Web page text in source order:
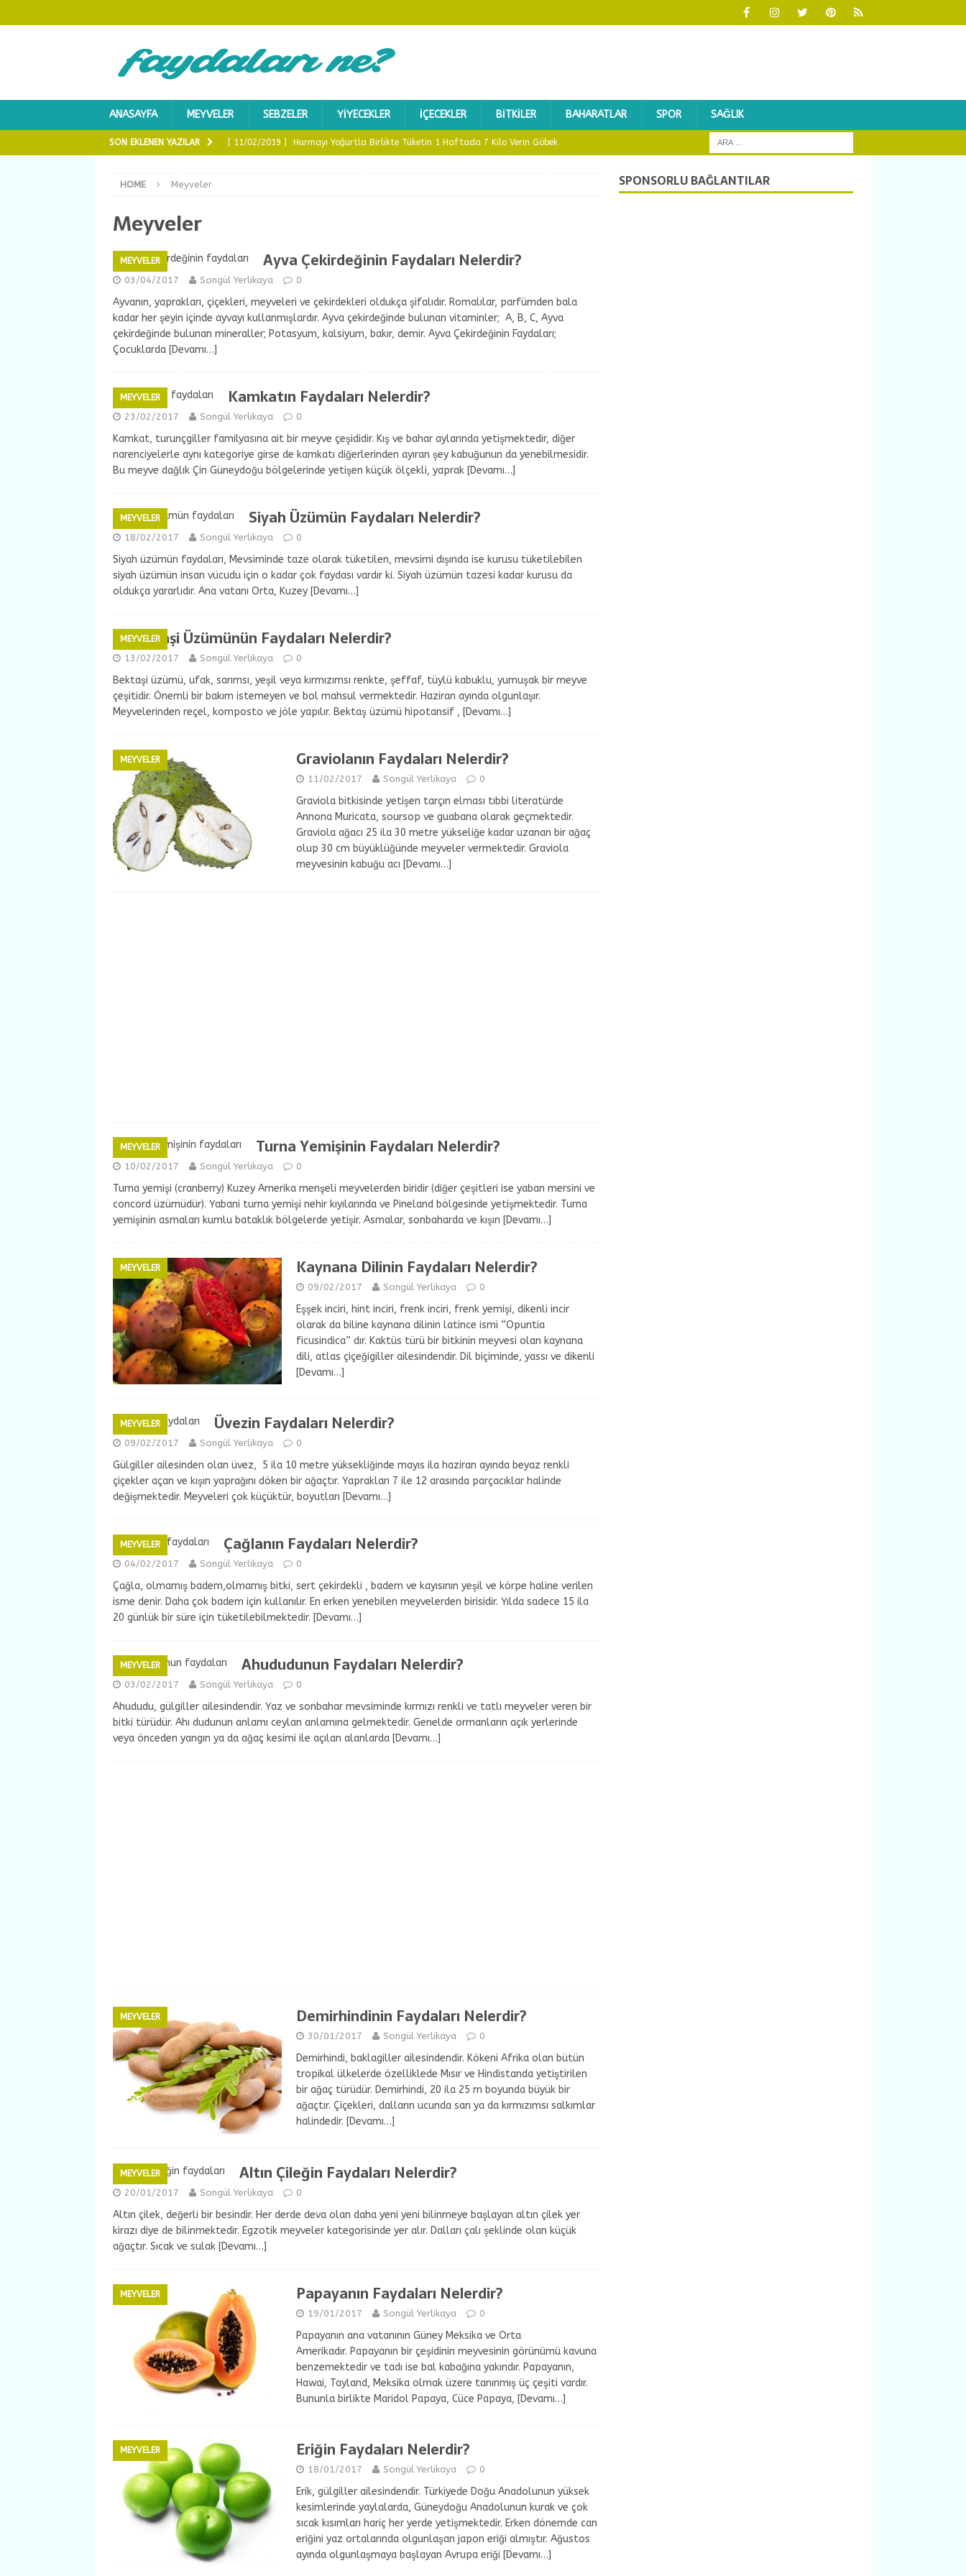
ANASAYFA MEYVELER SEBZELER YIYECEKLER İÇECEKLER BITKILER BAHARATLAR SPOR SAĞLIK
SON EKLENEN YAZILAR [ 11/02/2019 ] Hurmayı Yoğurtla Birlikte Tüketin 1 Haftada 7 Kilo Verin Göbek
[ 12/02/2019 ] Topuk Dikeni Rahatsızlığına Karşı Denenmiş En Doğal Yöntem
HOME Meyveler
Meyveler
MEYVELER Ayva Çekirdeğinin Faydaları Nelerdir?
03/04/2017 Songül Yerlikaya 0
Ayvanın, yaprakları, çiçekleri, meyveleri ve çekirdekleri oldukça şifalıdır. Romalılar, parfümden bala
kadar her şeyin içinde ayvayı kullanmışlardır. Ayva çekirdeğinde bulunan vitaminler; A, B, C, Ayva
çekirdeğinde bulunan mineraller; Potasyum, kalsiyum, bakır, demir. Ayva Çekirdeğinin Faydaları;
Çocuklarda [Devamı…]
MEYVELER Kamkatın Faydaları Nelerdir?
23/02/2017 Songül Yerlikaya 0
Kamkat, turunçgiller familyasına ait bir meyve çeşididir. Kış ve bahar aylarında yetişmektedir, diğer
narenciyelerle aynı kategoriye girse de kamkatı diğerlerinden ayıran şey kabuğunun da yenebilmesidir.
Bu meyve dağlık Çin Güneydoğu bölgelerinde yetişen küçük ölçekli, yaprak [Devamı…]
MEYVELER Siyah Üzümün Faydaları Nelerdir?
18/02/2017 Songül Yerlikaya 0
Siyah üzümün faydaları, Mevsiminde taze olarak tüketilen, mevsimi dışında ise kurusu tüketilebilen
siyah üzümün insan vücudu için o kadar çok faydası vardır ki. Siyah üzümün tazesi kadar kurusu da
oldukça yararlıdır. Ana vatanı Orta, Kuzey [Devamı…]
MEYVELER
Bektaşi Üzümünün Faydaları Nelerdir?
13/02/2017 Songül Yerlikaya 0
Bektaşi üzümü, ufak, sarımsı, yeşil veya kırmızımsı renkte, şeffaf, tüylü kabuklu, yumuşak bir meyve
çeşitidir. Önemli bir bakım istemeyen ve bol mahsul vermektedir. Haziran ayında olgunlaşır.
Meyvelerinden reçel, komposto ve jöle yapılır. Bektaş üzümü hipotansif , [Devamı…]
MEYVELER Graviolanın Faydaları Nelerdir?
11/02/2017 Songül Yerlikaya 0
Graviola bitkisinde yetişen tarçın elması tıbbi literatürde
Annona Muricata, soursop ve guabana olarak geçmektedir.
Graviola ağacı 25 ila 30 metre yükseliğe kadar uzanan bir ağaç
olup 30 cm büyüklüğünde meyveler vermektedir. Graviola
meyvesinin kabuğu acı [Devamı…]
MEYVELER Turna Yemişinin Faydaları Nelerdir?
10/02/2017 Songül Yerlikaya 0
Turna yemişi (cranberry) Kuzey Amerika menşeli meyvelerden biridir (diğer çeşitleri ise yaban mersini ve
concord üzümüdür). Yabani turna yemişi nehir kıyılarında ve Pineland bölgesinde yetişmektedir. Turna
yemişinin asmaları kumlu bataklık bölgelerde yetişir. Asmalar, sonbaharda ve kışın [Devamı…]
MEYVELER Kaynana Dilinin Faydaları Nelerdir?
09/02/2017 Songül Yerlikaya 0
Eşşek inciri, hint inciri, frenk inciri, frenk yemişi, dikenli incir
olarak da biline kaynana dilinin latince ismi “Opuntia
ficusindica” dır. Kaktüs türü bir bitkinin meyvesi olan kaynana
dili, atlas çiçeğigiller ailesindendir. Dil biçiminde, yassı ve dikenli
[Devamı…]
MEYVELER Üvezin Faydaları Nelerdir?
09/02/2017 Songül Yerlikaya 0
Gülgiller ailesinden olan üvez, 5 ila 10 metre yüksekliğinde mayıs ila haziran ayında beyaz renkli
çiçekler açan ve kışın yaprağını döken bir ağaçtır. Yaprakları 7 ile 12 arasında parçacıklar halinde
değişmektedir. Meyveleri çok küçüktür, boyutları [Devamı…]
MEYVELER Çağlanın Faydaları Nelerdir?
04/02/2017 Songül Yerlikaya 0
Çağla, olmamış badem,olmamış bitki, sert çekirdekli , badem ve kayısının yeşil ve körpe haline verilen
isme denir. Daha çok badem için kullanılır. En erken yenebilen meyvelerden birisidir. Yılda sadece 15 ila
20 günlük bir süre için tüketilebilmektedir. [Devamı…]
MEYVELER Ahududunun Faydaları Nelerdir?
03/02/2017 Songül Yerlikaya 0
Ahududu, gülgiller ailesindendir. Yaz ve sonbahar mevsiminde kırmızı renkli ve tatlı meyveler veren bir
bitki türüdür. Ahı dudunun anlamı ceylan anlamına gelmektedir. Genelde ormanların açık yerlerinde
veya önceden yangın ya da ağaç kesimi ile açılan alanlarda [Devamı…]
MEYVELER Demirhindinin Faydaları Nelerdir?
30/01/2017 Songül Yerlikaya 0
Demirhindi, baklagiller ailesindendir. Kökeni Afrika olan bütün
tropikal ülkelerde özelliklede Mısır ve Hindistanda yetiştirilen
bir ağaç türüdür. Demirhindi, 20 ila 25 m boyunda büyük bir
ağaçtır. Çiçekleri, dalların ucunda sarı ya da kırmızımsı salkımlar
halindedir. [Devamı…]
MEYVELER Altın Çileğin Faydaları Nelerdir?
20/01/2017 Songül Yerlikaya 0
Altın çilek, değerli bir besindir. Her derde deva olan daha yeni yeni bilinmeye başlayan altın çilek yer
kirazı diye de bilinmektedir. Egzotik meyveler kategorisinde yer alır. Dalları çalı şeklinde olan küçük
ağaçtır. Sıcak ve sulak [Devamı…]
MEYVELER Papayanın Faydaları Nelerdir?
19/01/2017 Songül Yerlikaya 0
Papayanın ana vatanının Güney Meksika ve Orta
Amerikadır. Papayanın bir çeşidinin meyvesinin görünümü kavuna
benzemektedir ve tadı ise bal kabağına yakındır. Papayanın,
Hawai, Tayland, Meksika olmak üzere tanınmış üç çeşiti vardır.
Bununla birlikte Maridol Papaya, Cüce Papaya, [Devamı…]
MEYVELER Eriğin Faydaları Nelerdir?
18/01/2017 Songül Yerlikaya 0
Erik, gülgiller ailesindendir. Türkiyede Doğu Anadolunun yüksek
kesimlerinde yaylalarda, Güneydoğu Anadolunun kurak ve çok
sıcak kısımları hariç her yerde yetişmektedir. Erken dönemde can
eriğini yaz ortalarında olgunlaşan japon eriği almıştır. Ağustos
ayında olgunlaşmaya başlayan Avrupa eriği [Devamı…]
SPONSORLU BAĞLANTILAR